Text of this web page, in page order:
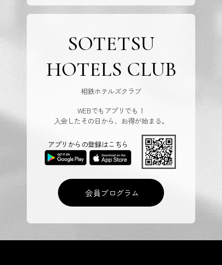
SOTETSU
HOTELS CLUB
相鉄ホテルズクラブ
WEBでもアプリでも！
入会したその日から、お得が始まる。
会員プログラム
アプリからの登録はこちら